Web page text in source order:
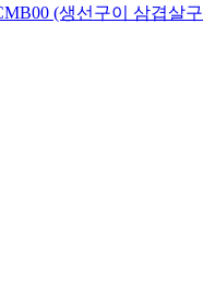
(생선구이 삼겹살구